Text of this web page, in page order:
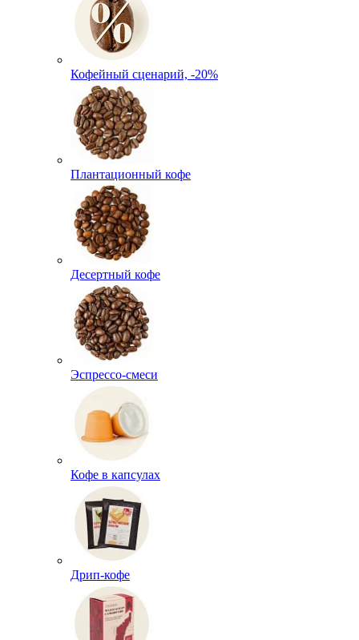
Кофейный сценарий, -20%
Плантационный кофе
Десертный кофе
Эспрессо-смеси
Кофе в капсулах
Дрип-кофе